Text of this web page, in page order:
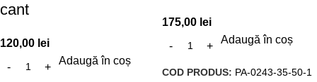
cant
120,00 lei
Adaugă în coș
175,00 lei
Adaugă în coș
COD PRODUS: PA-0243-35-50-1